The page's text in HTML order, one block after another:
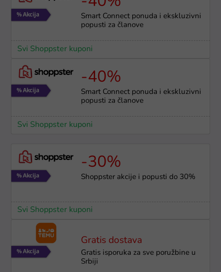
Smart Connect ponuda i ekskluzivni
popusti za članove
Svi Shoppster kuponi
-40%
Smart Connect ponuda i ekskluzivni
popusti za članove
Svi Shoppster kuponi
-30%
Shoppster akcije i popusti do 30%
Svi Shoppster kuponi
Gratis dostava
Gratis isporuka za sve poružbine u
Srbiji